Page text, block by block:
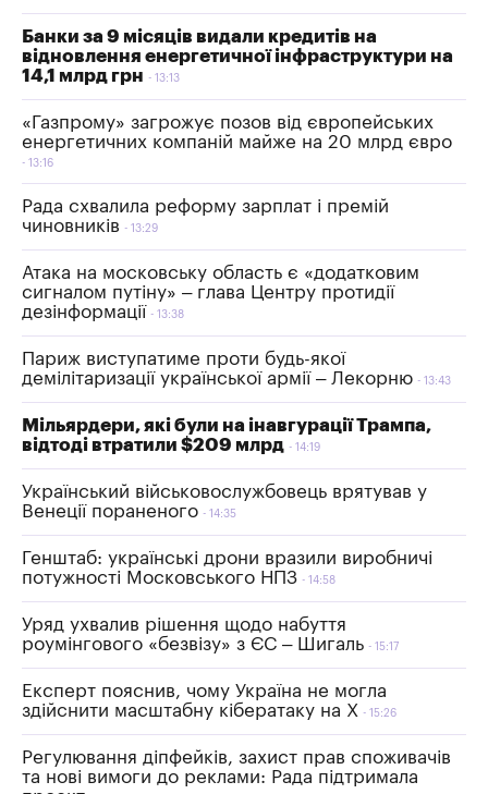
Банки за 9 місяців видали кредитів на
відновлення енергетичної інфраструктури на
14,1 млрд грн
13:13
«Газпрому» загрожує позов від європейських
енергетичних компаній майже на 20 млрд євро
13:16
Рада схвалила реформу зарплат і премій
чиновників
13:29
Атака на московську область є «додатковим
сигналом путіну» – глава Центру протидії
дезінформації
13:38
Париж виступатиме проти будь-якої
демілітаризації української армії – Лекорню
13:43
Мільярдери, які були на інавгурації Трампа,
відтоді втратили $209 млрд
14:19
Український військовослужбовець врятував у
Венеції пораненого
14:35
Генштаб: українські дрони вразили виробничі
потужності Московського НПЗ
14:58
Уряд ухвалив рішення щодо набуття
роумінгового «безвізу» з ЄС – Шигаль
15:17
Експерт пояснив, чому Україна не могла
здійснити масштабну кібератаку на Х
15:26
Регулювання діпфейків, захист прав споживачів
та нові вимоги до реклами: Рада підтримала